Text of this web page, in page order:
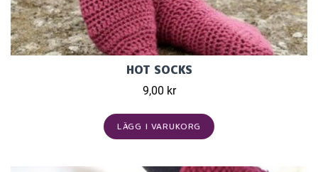
HOT SOCKS
9,00 kr
LÄGG I VARUKORG